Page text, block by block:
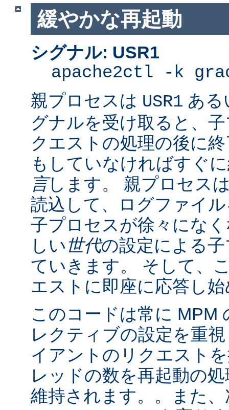
緩やかな再起動
シグナル: USR1
apache2ctl -k
親プロセスは USR1 あ
グナルを受け取ると、
クエストの処理の後に
もしていなければすぐ
言します。 親プロセス
読込して、ログファイ
子プロセスが徐々にな
しい世代の設定による
ていきます。 そして、
エストに即座に応答し
このコードは常に MPM
レクティブの設定を重
イアントのリクエスト
レッドの数を再起動の
維持されます。。また